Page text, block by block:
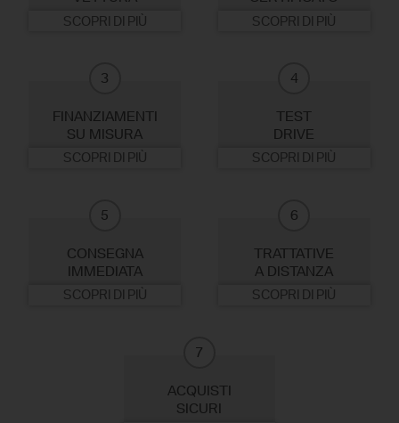
SCOPRI DI PIÙ SCOPRI DI PIÙ
3
FINANZIAMENTI
SU MISURA
SCOPRI DI PIÙ
4
TEST
DRIVE
SCOPRI DI PIÙ
5
CONSEGNA
IMMEDIATA
SCOPRI DI PIÙ
6
TRATTATIVE
A DISTANZA
SCOPRI DI PIÙ
7
ACQUISTI
SICURI